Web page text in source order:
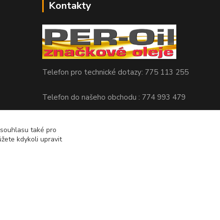
Kontakty
Telefon pro technické dotazy: 775 113 255
Telefon do našeho obchodu : 774 993 479
také pro
kdykoli upravit